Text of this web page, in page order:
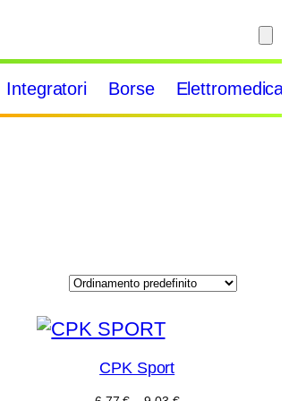
Integratori Borse
CPK Sport